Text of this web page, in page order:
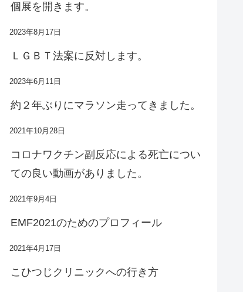
個展を開きます。
2023年8月17日
ＬＧＢＴ法案に反対します。
2023年6月11日
約２年ぶりにマラソン走ってきました。
2021年10月28日
コロナワクチン副反応による死亡につい
ての良い動画がありました。
2021年9月4日
EMF2021のためのプロフィール
2021年4月17日
こひつじクリニックへの行き方